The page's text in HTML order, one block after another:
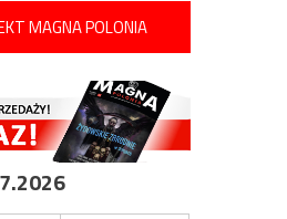
MAGNA POLONIA